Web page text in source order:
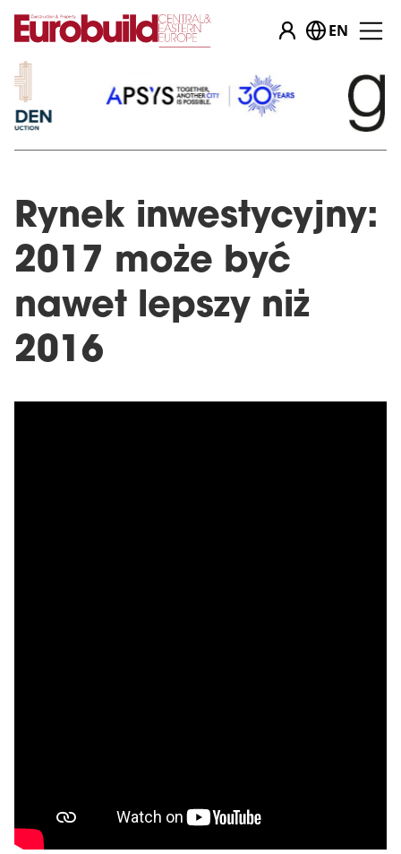
EN
Rynek inwestycyjny:
2017 może być
nawet lepszy niż
2016